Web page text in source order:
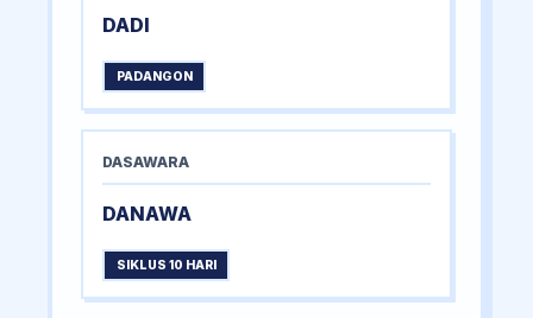
DADI
PADANGON
DASAWARA
DANAWA
SIKLUS 10 HARI